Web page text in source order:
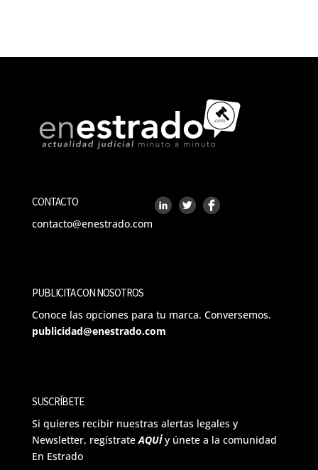
CONTACTO
contacto@enestrado.com
PUBLICITA CON NOSOTROS
Conoce las opciones para tu marca. Conversemos.
publicidad@enestrado.com
SUSCRÍBETE
Si quieres recibir nuestras alertas legales y
Newsletter, regístrateAQUÍ y únete a la comunidad
En Estrado